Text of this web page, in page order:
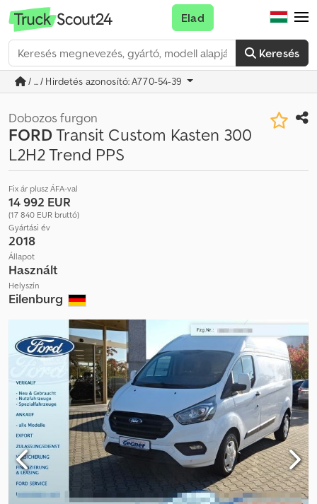
Keresés
Elad
/ ... / Hirdetés azonosító: A770-54-39
Dobozos furgon
FORDTransit Custom Kasten 300
L2H2 Trend PPS
Fix ár plusz ÁFA-val
14 992 EUR
(17 840 EUR bruttó)
Gyártási év
2018
Állapot
Használt
Helyszín
Eilenburg